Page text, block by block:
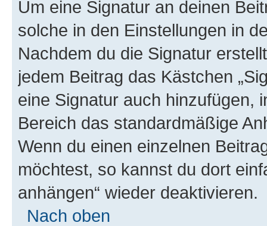
Um eine Signatur an deinen
solche in den Einstellungen in
Nachdem du die Signatur
jedem Beitrag das Kästchen
eine Signatur auch hinzufügen,
Bereich das standardmäßige
Wenn du einen einzelnen
möchtest, so kannst du dort
anhängen“ wieder deaktivieren.
Nach oben